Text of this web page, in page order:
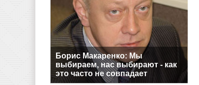
Борис Макаренко: Мы
выбираем, нас выбирают - как
это часто не совпадает